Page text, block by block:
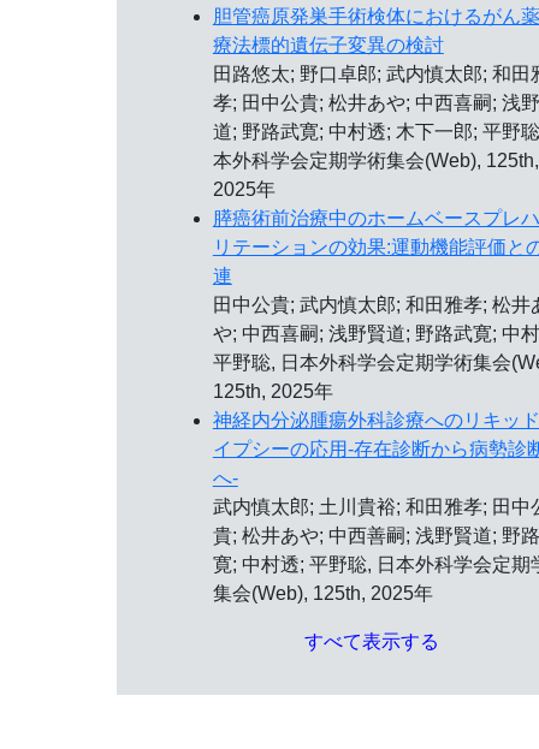
胆管癌原発巣手術検体におけるがん
療法標的遺伝子変異の検討
田路悠太; 野口卓郎; 武内慎太郎; 和田
孝; 田中公貴; 松井あや; 中西喜嗣; 浅
道; 野路武寛; 中村透; 木下一郎; 平野
本外科学会定期学術集会(Web), 125th,
2025年
膵癌術前治療中のホームベースプレ
リテーションの効果:運動機能評価と
連
田中公貴; 武内慎太郎; 和田雅孝; 松井
や; 中西喜嗣; 浅野賢道; 野路武寛; 中
平野聡, 日本外科学会定期学術集会
125th, 2025年
神経内分泌腫瘍外科診療へのリキッ
イプシーの応用-存在診断から病勢診
へ-
武内慎太郎; 土川貴裕; 和田雅孝; 田中
貴; 松井あや; 中西善嗣; 浅野賢道; 野
寛; 中村透; 平野聡, 日本外科学会定期
集会(Web), 125th, 2025年
すべて表示する